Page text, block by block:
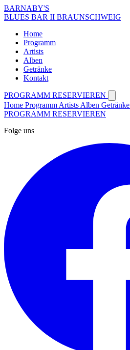
BARNABY'S
BLUES BAR II BRAUNSCHWEIG
Home
Programm
Artists
Alben
Getränke
Kontakt
PROGRAMM RESERVIEREN
Home Programm Artists Alben Getränke
PROGRAMM RESERVIEREN
Folge uns